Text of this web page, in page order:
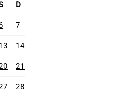
D
7
14
21
28